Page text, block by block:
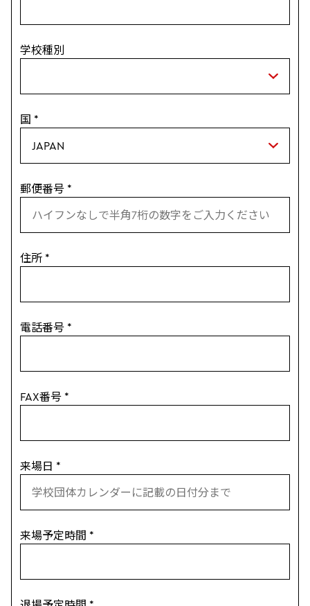
学校種別
国 *
郵便番号 *
住所 *
電話番号 *
FAX番号 *
来場日 *
来場予定時間 *